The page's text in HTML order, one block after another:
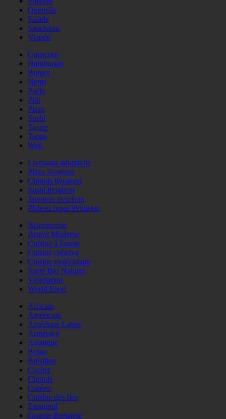
Quenelle
Salade
Saucisson
Viande
Couscous
Hamburger
Burger
Nems
Paëla
Phö
Pizza
Sushi
Tajine
Tapas
Wok
Livraison àdomicile
Pizza livraison
Chinois livraison
Sushi livraison
Japonais livraison
Plateau repas livraison
Bistronomie
Bistrot Moderne
Cuisine à l'azote
Cuisine créative
Cuisine moléculaire
Santé Bio Naturel
Végétarien
World Food
Africain
Américain
Amérique Latine
Arménien
Asiatique
Belge
Brésilien
Cacher
Chinois
Coréen
Cuisine des Iles
Espagnol
Grande Bretagne